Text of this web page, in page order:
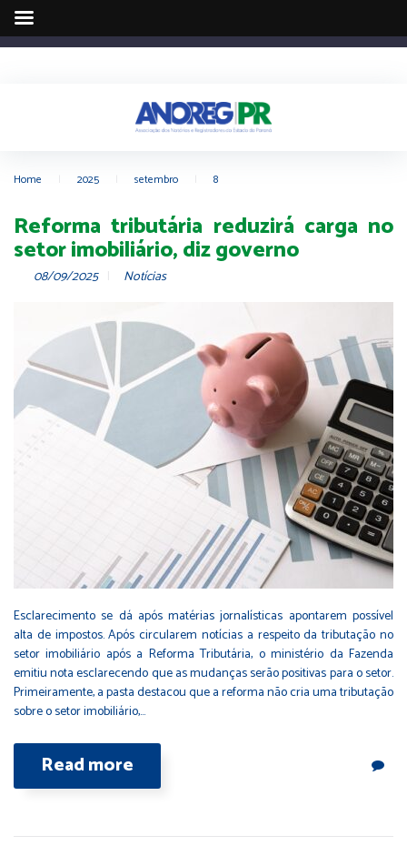
Home 2025 setembro 8
Reforma tributária reduzirá carga no
setor imobiliário, diz governo
08/09/2025 Notícias
Esclarecimento se dá após matérias jornalísticas apontarem possível
alta de impostos. Após circularem notícias a respeito da tributação no
setor imobiliário após a Reforma Tributária, o ministério da Fazenda
emitiu nota esclarecendo que as mudanças serão positivas para o setor.
Primeiramente, a pasta destacou que a reforma não cria uma tributação
sobre o setor imobiliário,…
Read more